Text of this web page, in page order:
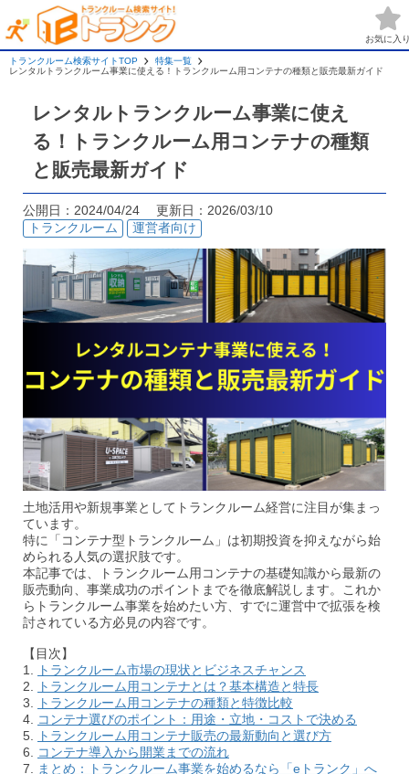
お気に入
トランクルーム検索サイトTOP
特集一覧
レンタルトランクルーム事業に使える！トランクルーム用コンテナの種類と販売最新ガイド
レンタルトランクルーム事業に使え
る！トランクルーム用コンテナの種類
と販売最新ガイド
公開日：2024/04/24 更新日：2026/03/10
トランクルーム
運営者向け
土地活用や新規事業としてトランクルーム経営に注目が集まっ
ています。
特に「コンテナ型トランクルーム」は初期投資を抑えながら始
められる人気の選択肢です。
本記事では、トランクルーム用コンテナの基礎知識から最新の
販売動向、事業成功のポイントまでを徹底解説します。これか
らトランクルーム事業を始めたい方、すでに運営中で拡張を検
討されている方必見の内容です。
【目次】
1.
トランクルーム市場の現状とビジネスチャンス
2.
トランクルーム用コンテナとは？基本構造と特長
3.
トランクルーム用コンテナの種類と特徴比較
4. コンテナ選びのポイント：用途・立地・コストで決める
5.
トランクルーム用コンテナ販売の最新動向と選び方
6. コンテナ導入から開業までの流れ
7. まとめ：トランクルーム事業を始めるなら「eトランク」へ